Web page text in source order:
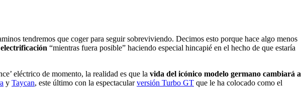
tendremos que coger para seguir sobreviviendo. Decimos esto porque hace algo menos
“mientras fuera posible” haciendo especial hincapié en el hecho de que estaría
eléctrico de momento, la realidad es que la vida del icónico modelo germano cambiará a
y Taycan, este último con la espectacularversión Turbo GT que le ha colocado como el